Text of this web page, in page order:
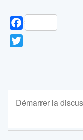
Facebook